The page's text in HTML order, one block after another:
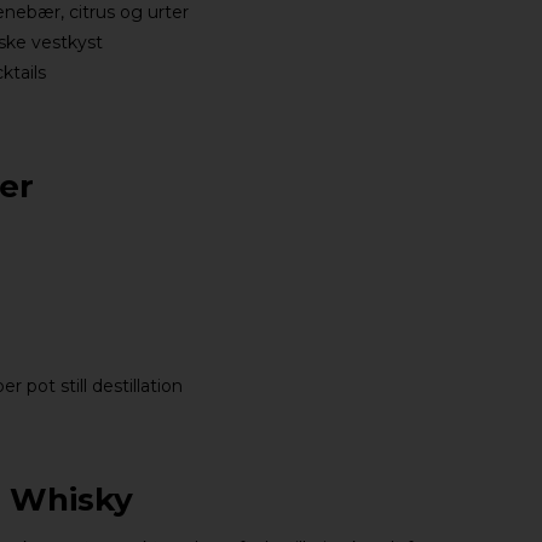
citrus og urter
vestkyst
pot still destillation
Whisky